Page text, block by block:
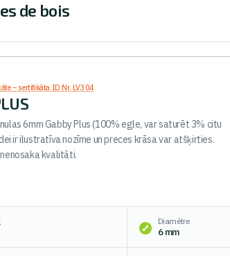
de bois
– sertifikāta ID Nr. LV304
6mm Gabby Plus (100% egle, var saturēt 3% citu
ir ilustratīva nozīme un preces krāsa var atšķirties.
kvalitāti.
Diamètre
6 mm